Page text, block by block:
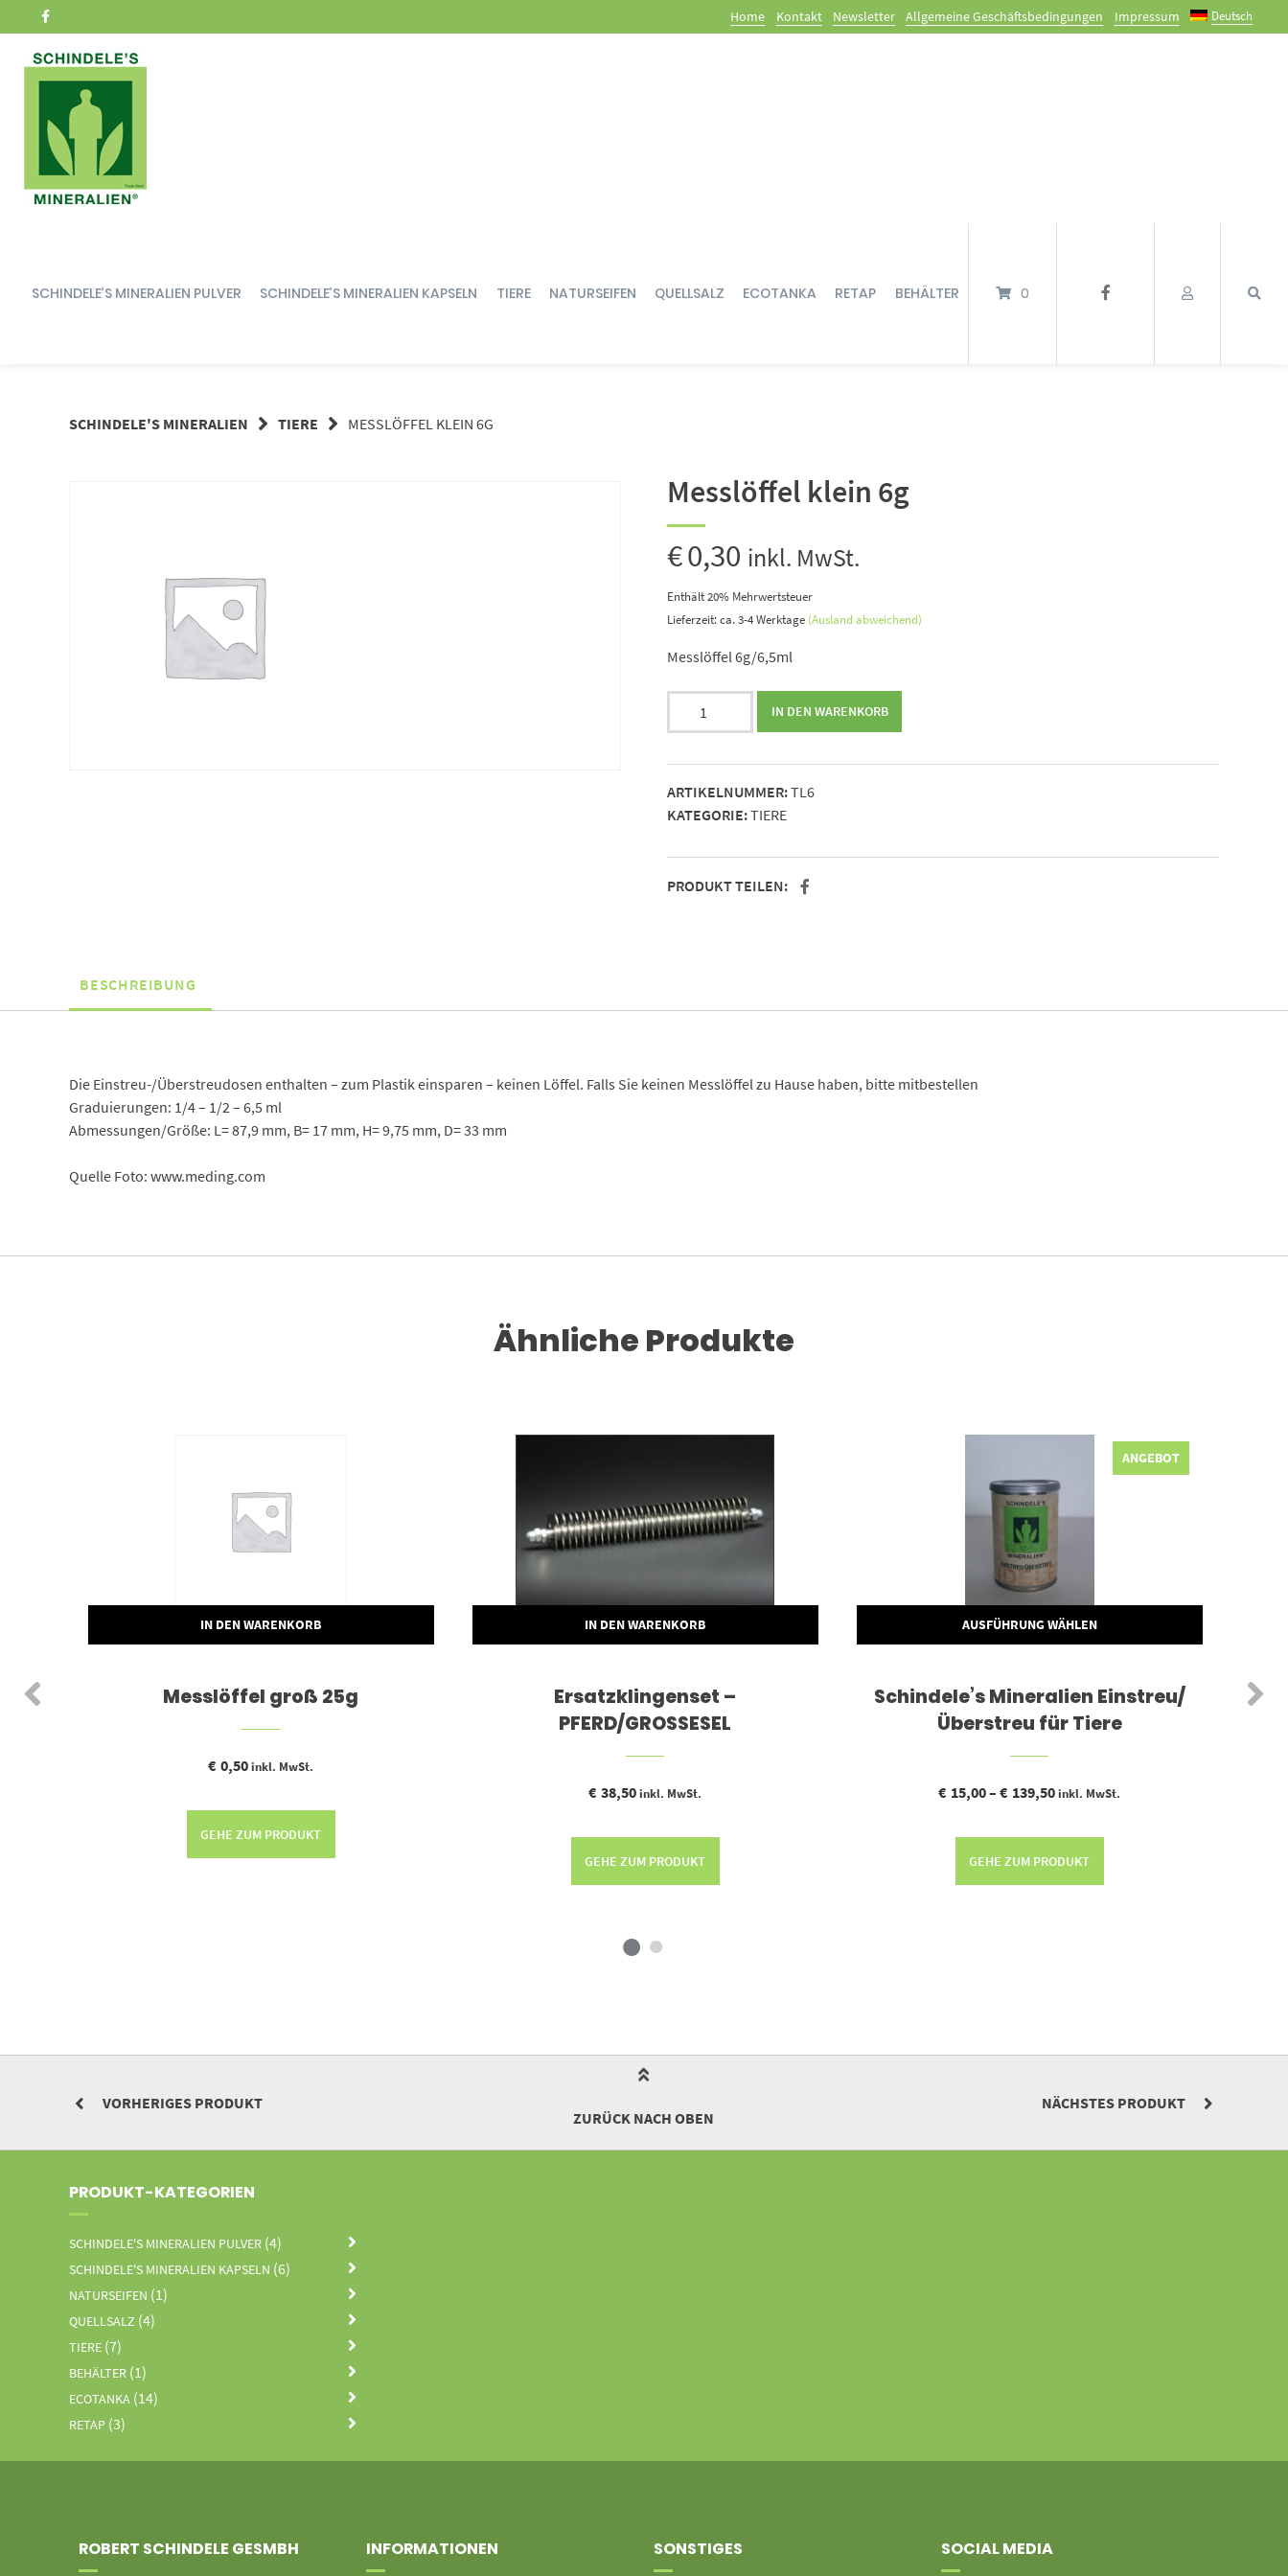
Springe
zum
Inhalt
Home Kontakt Newsletter Allgemeine Geschäftsbedingungen Impressum Deutsch
SCHINDELE’S MINERALIEN PULVER SCHINDELE’S MINERALIEN KAPSELN TIERE NATURSEIFEN QUELLSALZ ECOTANKA RETAP BEHÄLTER 0
SCHINDELE'S MINERALIEN TIERE MESSLÖFFEL KLEIN 6G
Messlöffel klein 6g
€0,30 inkl. MwSt.
Enthält 20% Mehrwertsteuer
Lieferzeit: ca. 3-4 Werktage (Ausland abweichend)
Messlöffel 6g/6,5ml
Menge
IN DEN WARENKORB
ARTIKELNUMMER:TL6
KATEGORIE:TIERE
PRODUKT TEILEN:
BESCHREIBUNG
Die Einstreu-/Überstreudosen enthalten – zum Plastik einsparen – keinen Löffel. Falls Sie keinen Messlöffel zu Hause haben, bitte mitbestellen
Graduierungen: 1/4 – 1/2 – 6,5 ml
Abmessungen/Größe: L= 87,9 mm, B= 17 mm, H= 9,75 mm, D= 33 mm
Quelle Foto: www.meding.com
Ähnliche Produkte
IN DEN WARENKORB
Messlöffel groß 25g
€ 0,50 inkl. MwSt.
GEHE ZUM PRODUKT
IN DEN WARENKORB
Ersatzklingenset –
PFERD/GROSSESEL
€ 38,50 inkl. MwSt.
GEHE ZUM PRODUKT
AUSFÜHRUNG WÄHLEN
ANGEBOT
Schindele’s Mineralien Einstreu/
Überstreu für Tiere
€ 15,00–€ 139,50 inkl. MwSt.
GEHE ZUM PRODUKT
VORHERIGES PRODUKT
NÄCHSTES PRODUKT
ZURÜCK NACH OBEN
PRODUKT-KATEGORIEN
SCHINDELE'S MINERALIEN PULVER (4)
SCHINDELE'S MINERALIEN KAPSELN (6)
NATURSEIFEN (1)
QUELLSALZ (4)
TIERE (7)
BEHÄLTER (1)
ECOTANKA (14)
RETAP (3)
ROBERT SCHINDELE GESMBH INFORMATIONEN SONSTIGES SOCIAL MEDIA